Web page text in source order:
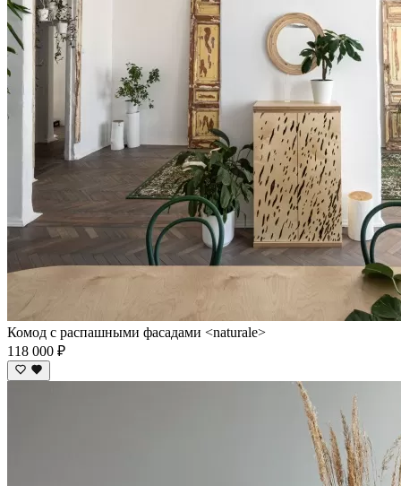
Комод c распашными фасадами <naturale>
118 000 ₽